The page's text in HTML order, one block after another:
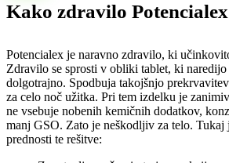
Kako zdravilo
Potencialex je naravno zdravilo, ki
Zdravilo se sprosti v obliki tablet, ki
dolgotrajno. Spodbuja takojšnjo
za celo noč užitka. Pri tem izdelku je
ne vsebuje nobenih kemičnih dodatkov,
manj GSO. Zato je neškodljiv za telo. Tukaj
prednosti te rešitve: